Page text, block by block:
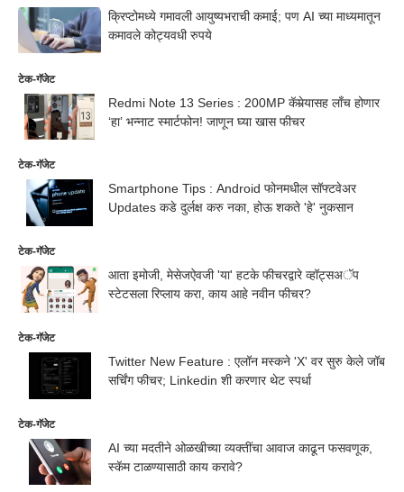
क्रिप्टोमध्ये गमावली आयुष्यभराची कमाई; पण AI च्या माध्यमातून
कमावले कोट्यवधी रुपये
टेक-गॅजेट
Redmi Note 13 Series : 200MP कॅमेर्‍यासह लाँच होणार
‘हा’ भन्नाट स्‍मार्टफोन! जाणून घ्या खास फीचर
टेक-गॅजेट
Smartphone Tips : Android फोनमधील सॉफ्टवेअर
Updates कडे दुर्लक्ष करु नका, होऊ शकते 'हे' नुकसान
टेक-गॅजेट
आता इमोजी, मेसेजऐवजी 'या' हटके फीचरद्वारे व्हॉट्सअॅप
स्टेटसला रिप्लाय करा, काय आहे नवीन फीचर?
टेक-गॅजेट
Twitter New Feature : एलॉन मस्कने 'X' वर सुरु केले जॉब
सर्चिंग फीचर; Linkedin शी करणार थेट स्पर्धा
टेक-गॅजेट
AI च्या मदतीने ओळखीच्या व्यक्तींचा आवाज काढून फसवणूक,
स्कॅम टाळण्यासाठी काय करावे?